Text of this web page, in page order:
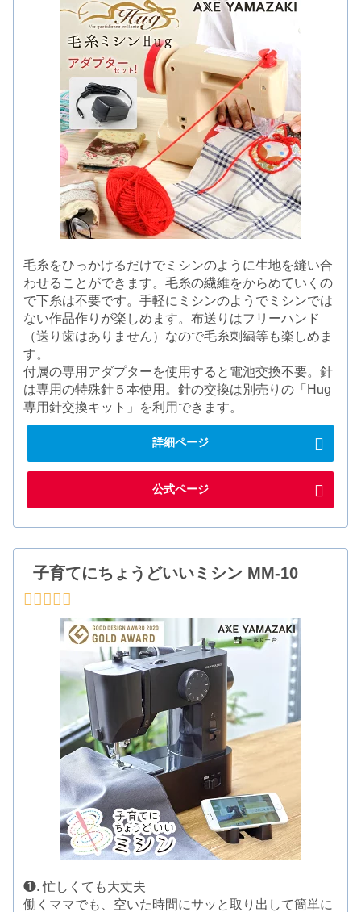
毛糸をひっかけるだけでミシンのように生地を縫い合
わせることができます。毛糸の繊維をからめていくの
で下糸は不要です。手軽にミシンのようでミシンでは
ない作品作りが楽しめます。布送りはフリーハンド
（送り歯はありません）なので毛糸刺繍等も楽しめま
す。
付属の専用アダプターを使用すると電池交換不要。針
は専用の特殊針５本使用。針の交換は別売りの「Hug
専用針交換キット」を利用できます。
詳細ページ
公式ページ
子育てにちょうどいいミシン MM-10
❶. 忙しくても大丈夫
働くママでも、空いた時間にサッと取り出して簡単に